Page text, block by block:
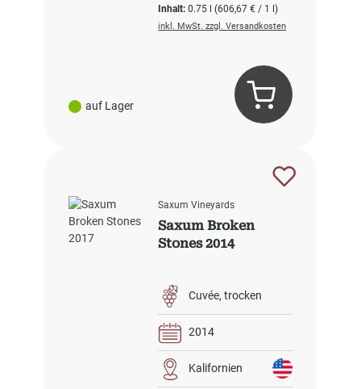
auf Lager
Inhalt:0.75 l(606,67 € / 1 l)
inkl. MwSt. zzgl. Versandkosten
Saxum Vineyards
Saxum Broken
Stones 2014
Cuvée trocken
2014
Kalifornien